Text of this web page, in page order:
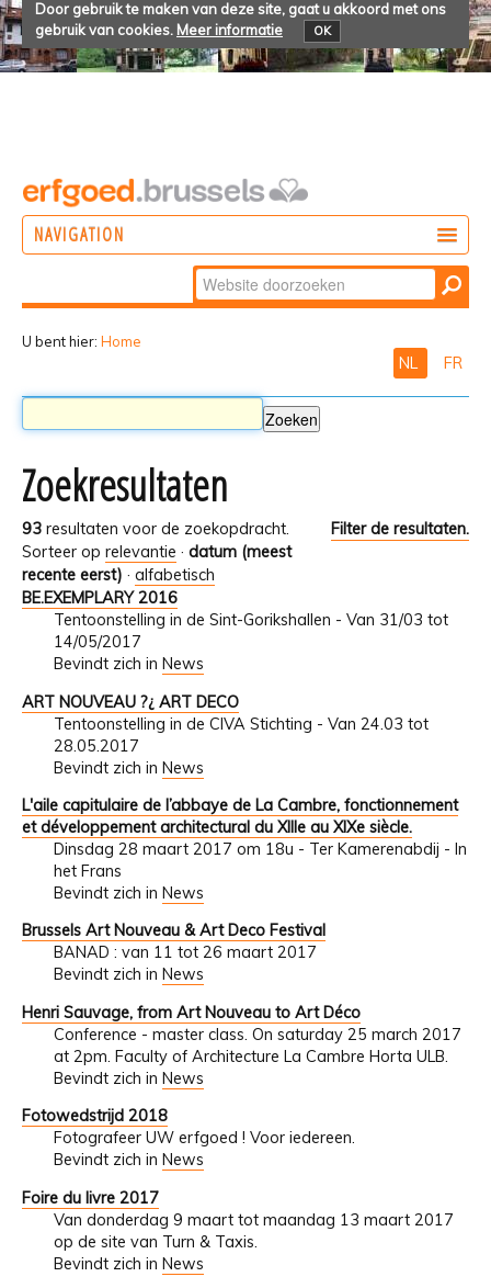
Door gebruik te maken van deze site, gaat u akkoord met ons
gebruik van cookies. Meer informatie OK
NAVIGATION
Zoek
Geavanceerd
U bent hier: Home
NL FR
Zoekresultaten
93 resultaten voor de zoekopdracht.
Filter de resultaten.
Sorteer op relevantie · datum (meest
recente eerst) · alfabetisch
BE.EXEMPLARY 2016
Tentoonstelling in de Sint-Gorikshallen - Van 31/03 tot
14/05/2017
Bevindt zich in News
ART NOUVEAU ?¿ ART DECO
Tentoonstelling in de CIVA Stichting - Van 24.03 tot
28.05.2017
Bevindt zich in News
L'aile capitulaire de l’abbaye de La Cambre, fonctionnement
et développement architectural du XIIIe au XIXe siècle.
Dinsdag 28 maart 2017 om 18u - Ter Kamerenabdij - In
het Frans
Bevindt zich in News
Brussels Art Nouveau & Art Deco Festival
BANAD : van 11 tot 26 maart 2017
Bevindt zich in News
Henri Sauvage, from Art Nouveau to Art Déco
Conference - master class. On saturday 25 march 2017
at 2pm. Faculty of Architecture La Cambre Horta ULB.
Bevindt zich in News
Fotowedstrijd 2018
Fotografeer UW erfgoed ! Voor iedereen.
Bevindt zich in News
Foire du livre 2017
Van donderdag 9 maart tot maandag 13 maart 2017
op de site van Turn & Taxis.
Bevindt zich in News